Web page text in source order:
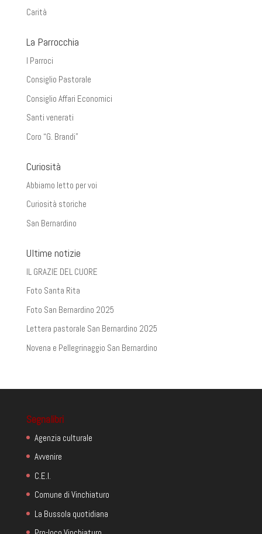
Carità
La Parrocchia
I Parroci
Consiglio Pastorale
Consiglio Affari Economici
Santi venerati
Coro “G. Brandi”
Curiosità
Abbiamo letto per voi
Curiosità storiche
San Bernardino
Ultime notizie
IL GRAZIE DEL CUORE
Foto Santa Rita
Foto San Bernardino 2025
Lettera pastorale San Bernardino 2025
Novena e Pellegrinaggio San Bernardino
Segnalibri
Agenzia culturale
Avvenire
C.E.I.
Comune di Vinchiaturo
La Bussola quotidiana